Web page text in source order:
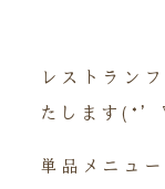
レストラン
たします
単品メニュ